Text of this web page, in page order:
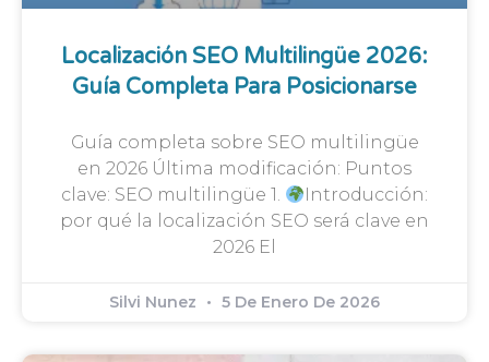
Localización SEO Multilingüe 2026:
Guía Completa Para Posicionarse
Guía completa sobre SEO multilingüe
en 2026 Última modificación: Puntos
clave: SEO multilingüe 1.
Introducción:
por qué la localización SEO será clave en
2026 El
Silvi Nunez 5 De Enero De 2026